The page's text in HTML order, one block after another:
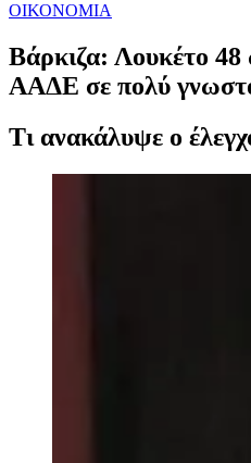
ΟΙΚΟΝΟΜΙΑ
Βάρκιζα: Λουκέτο
ΑΑΔΕ σε πολύ
Τι ανακάλυψε ο